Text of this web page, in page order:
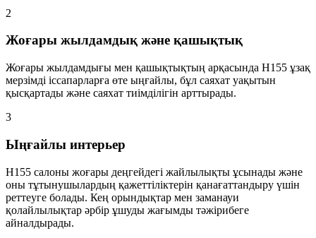
2
Жоғары жылдамдық және қашықтық
Жоғары жылдамдығы мен қашықтықтың арқасында H155 ұзақ
мерзімді іссапарларға өте ыңғайлы, бұл саяхат уақытын
қысқартады және саяхат тиімділігін арттырады.
3
Ыңғайлы интерьер
H155 салоны жоғары деңгейдегі жайлылықты ұсынады және
оны тұтынушылардың қажеттіліктерін қанағаттандыру үшін
реттеуге болады. Кең орындықтар мен заманауи
қолайлылықтар әрбір ұшуды жағымды тәжірибеге
айналдырады.